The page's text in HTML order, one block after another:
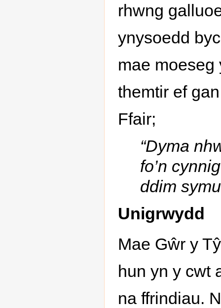
rhwng
ynysoedd
mae moeseg
themtir ef
Ffair;
“Dyma
fo’n
ddim
Unigrwydd
Mae Gŵr y
hun yn y cwt
na ffrindiau.